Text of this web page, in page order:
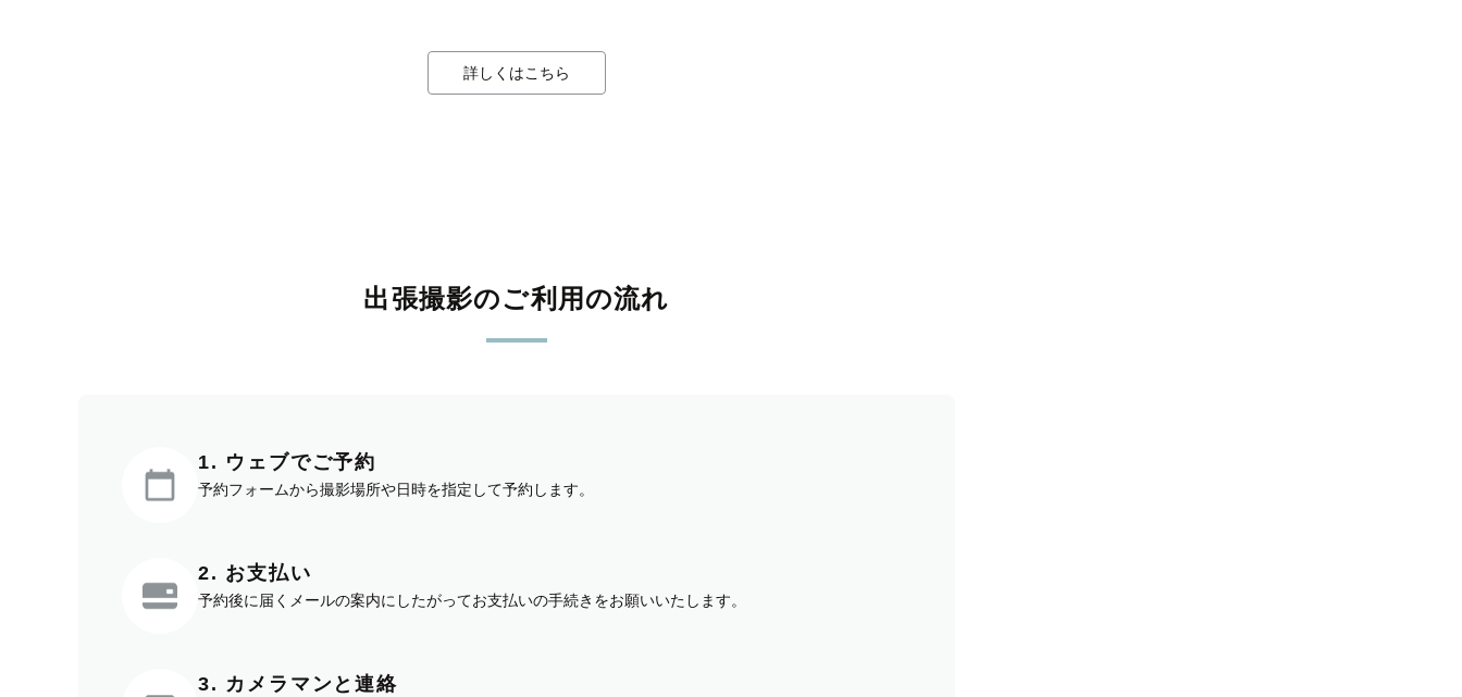
詳しくはこちら
出張撮影のご利用の流れ
1. ウェブでご予約
予約フォームから撮影場所や日時を指定して予約します。
2. お支払い
予約後に届くメールの案内にしたがってお支払いの手続きをお願いいたします。
3. カメラマンと連絡